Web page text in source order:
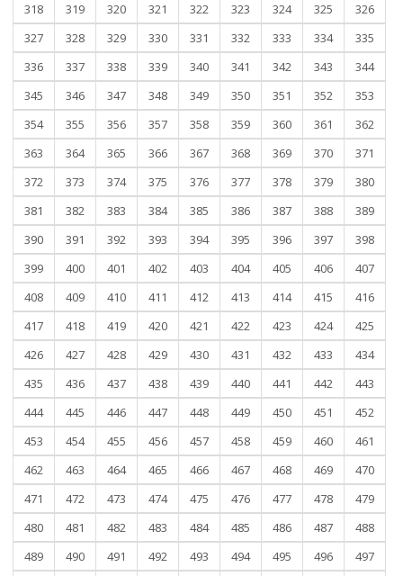
318
319 320 321 322 323 324 325
326
327
328 329 330 331 332 333 334
335
336
337 338 339 340 341 342 343
344
345
346 347 348 349 350 351 352
353
354
355 356 357 358 359 360 361
362
363
364 365 366 367 368 369 370
371
372
373 374 375 376 377 378 379
380
381
382 383 384 385 386 387 388
389
390
391 392 393 394 395 396 397
398
399
400 401 402 403 404 405 406
407
408
409 410 411 412 413 414 415
416
417
418 419 420 421 422 423 424
425
426
427 428 429 430 431 432 433
434
435
436 437 438 439 440 441 442
443
444
445 446 447 448 449 450 451
452
453
454 455 456 457 458 459 460
461
462
463 464 465 466 467 468 469
470
471
472 473 474 475 476 477 478
479
480
481 482 483 484 485 486 487
488
489
490 491 492 493 494 495 496
497